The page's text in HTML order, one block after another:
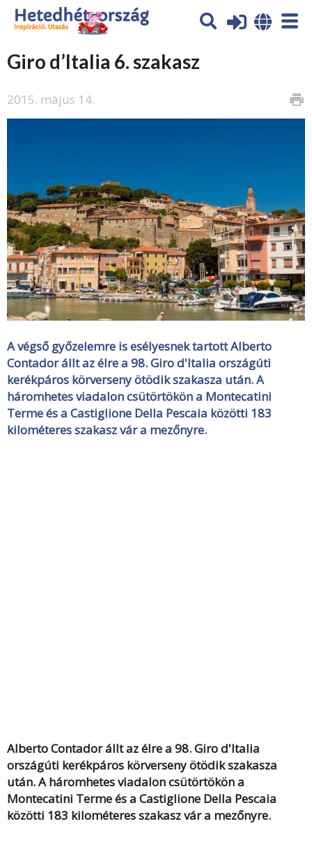
Giro d’Italia 6. szakasz
2015. május 14. print
A végső győzelemre is esélyesnek tartott Alberto
Contador állt az élre a 98. Giro d'Italia országúti
kerékpáros körverseny ötödik szakasza után. A
háromhetes viadalon csütörtökön a Montecatini
Terme és a Castiglione Della Pescaia közötti 183
kilométeres szakasz vár a mezőnyre.
Alberto Contador állt az élre a 98. Giro d'Italia
országúti kerékpáros körverseny ötödik szakasza
után. A háromhetes viadalon csütörtökön a
Montecatini Terme és a Castiglione Della Pescaia
közötti 183 kilométeres szakasz vár a mezőnyre.